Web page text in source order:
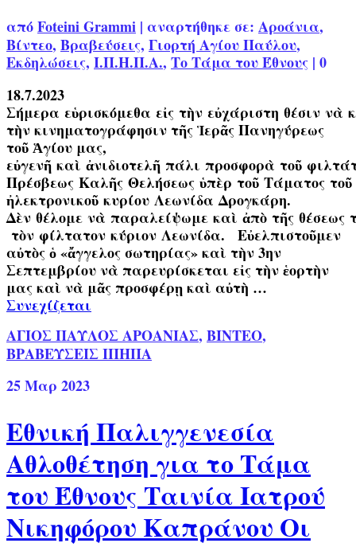
απόFoteini Grammi | αναρτήθηκε σε: Αροάνια,
Βίντεο, Βραβεύσεις, Γιορτή Αγίου Παύλου,
Εκδηλώσεις, Ι.Π.Η.Π.Α., Το Τάμα του Έθνους | 0
18.7.2023
Σήμερα εὑρισκόμεθα εἰς τὴν εὐχάριστη θέσιν
τὴν κινηματογράφησιν τῆς Ἱερᾶς Πανηγύρεως
τοῦ Ἁγίου μας,
εὐγενῆ καὶ ἀνιδιοτελῆ πάλι προσφορὰ τοῦ
Πρέσβεως Καλῆς Θελήσεως ὑπὲρ τοῦ Τάματος
ἠλεκτρονικοῦ κυρίου Λεωνίδα Δρογκάρη.
Δὲν θέλομε νὰ παραλείψωμε καὶ ἀπὸ τῆς θέσεως
τὸν φίλτατον κύριον Λεωνίδα. Εὐελπιστοῦμεν
αὐτὸς ὁ «ἄγγελος σωτηρίας» καὶ τὴν 3ην
Σεπτεμβρίου νὰ παρευρίσκεται εἰς τὴν ἑορτὴν
μας καὶ νὰ μᾶς προσφέρῃ καὶ αὐτὴ …
Συνεχίζεται
ΑΓΙΟΣ ΠΑΥΛΟΣ ΑΡΟΑΝΙΑΣ, ΒΙΝΤΕΟ,
ΒΡΑΒΕΥΣΕΙΣ ΙΠΗΠΑ
25Μαρ 2023
Εθνική Παλιγγενεσία
Αθλοθέτηση για το Τάμα
του Έθνους Ταινία Ιατρού
Νικηφόρου Καπράνου Οι